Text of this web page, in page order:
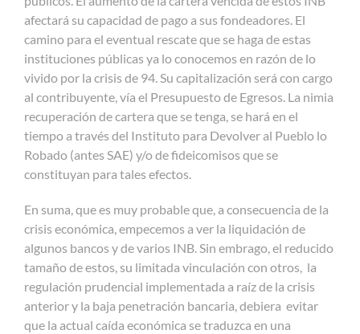
afectará su capacidad de pago a sus fondeadores. El
camino para el eventual rescate que se haga de estas
instituciones públicas ya lo conocemos en razón de lo
vivido por la crisis de 94. Su capitalización será con cargo
al contribuyente, vía el Presupuesto de Egresos. La nimia
recuperación de cartera que se tenga, se hará en el
tiempo a través del Instituto para Devolver al Pueblo lo
Robado (antes SAE) y/o de fideicomisos que se
constituyan para tales efectos.
En suma, que es muy probable que, a consecuencia de la
crisis económica, empecemos a ver la liquidación de
algunos bancos y de varios INB. Sin embrago, el reducido
tamaño de estos, su limitada vinculación con otros, la
regulación prudencial implementada a raíz de la crisis
anterior y la baja penetración bancaria, debiera evitar
que la actual caída económica se traduzca en una